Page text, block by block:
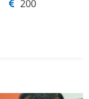
200